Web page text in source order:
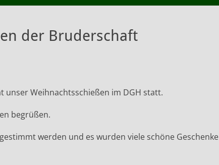
der Bruderschaft
unser Weihnachtsschießen im DGH statt.
begrüßen.
werden und es wurden viele schöne Geschenke